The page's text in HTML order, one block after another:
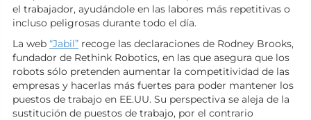
el trabajador, ayudándole en las labores más repetitivas o
incluso peligrosas durante todo el día.
La web “Jabil” recoge las declaraciones de Rodney Brooks,
fundador de Rethink Robotics, en las que asegura que los
robots sólo pretenden aumentar la competitividad de las
empresas y hacerlas más fuertes para poder mantener los
puestos de trabajo en EE.UU. Su perspectiva se aleja de la
sustitución de puestos de trabajo, por el contrario